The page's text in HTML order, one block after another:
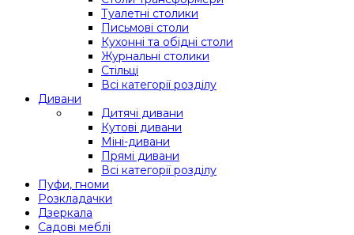
Туалетні столики
Письмові столи
Кухонні та обідні столи
Журнальні столики
Стільці
Всі категорії розділу
Дивани
Дитячі дивани
Кутові дивани
Міні-дивани
Прямі дивани
Всі категорії розділу
Пуфи, гноми
Розкладачки
Дзеркала
Садові меблі